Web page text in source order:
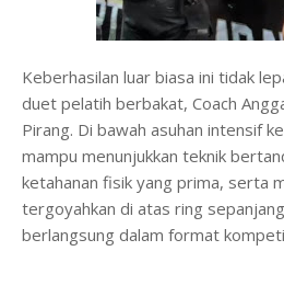
Keberhasilan luar biasa ini tidak
duet pelatih berbakat, Coach
Pirang. Di bawah asuhan intensif
mampu menunjukkan teknik
ketahanan fisik yang prima, serta
tergoyahkan di atas ring
berlangsung dalam format